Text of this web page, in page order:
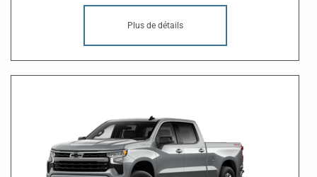
Plus de détails